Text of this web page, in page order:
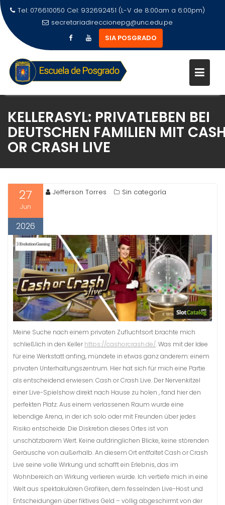
Tel: 076610050 Cel: 932692451 (L-V de 8:00am a 6:00pm)
secretariadireccionepg@unc.edu.pe
SIA POSGRADO
KELLERASYL: PRIVATLEBEN BEI
DEUTSCHEN FAMILIEN MIT
OR CRASH LIVE
27
Jun
2026
Jefferson Torres Sin categoría
Meine Suche nach einem privaten Zufluchtsort brachte mich
schließlich in den Keller https://cashorcrash.de/. Was mit der Idee
für eine Werkstatt anfing, mündete in etwas ganz anderem: einem
privaten Unterhaltungszentrum. Hier hat sich für mich eine Partie
als entscheidend erwiesen: Cash or Crash Live. Der Nervenkitzel
einer Live-Spielshow direkt nach Hause zu holen , fand hier den
perfekten Platz. Aus einem verlassenen Raum wurde eine
lebendige Arena, in der ich solo oder mit Freunden über jedes
Risiko entscheide. Die Diskretion dieses Ortes ist von
unschätzbarem Wert. Keine aufdringlichen Blicke, keine störenden
Geräusche von außerhalb. An diesem Ort entfaltet Cash or Crash
Live seine volle Wirkung und schafft ein Erlebnis, das im
Wohnbereich an Wirkung verlieren würde. Ich vertiefe mich in eine
Welt aus spektakulären Grafiken, dem fesselnden Live-Host und
Entscheidungen über fiktives Geld – völlig abgeschirmt von der